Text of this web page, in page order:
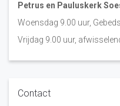
Petrus en Pauluskerk
Woensdag 9.00 uur,
Vrijdag 9.00 uur,
Contact